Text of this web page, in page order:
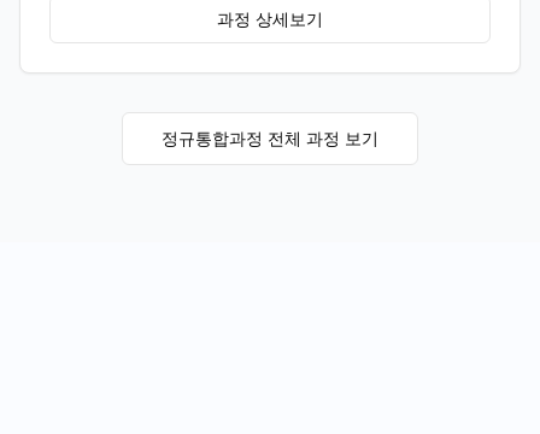
과정 상세보기
정규통합과정 전체 과정 보기